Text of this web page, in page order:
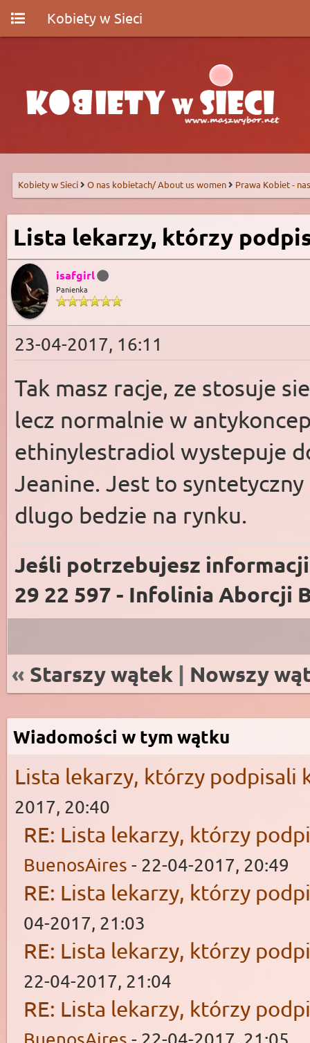
Kobiety w Sieci
Kobiety w Sieci O nas kobietach/ About us women Prawa Kobiet -
Lista lekarzy, którzy
isafgirl
Panienka
23-04-2017, 16:11
Tak masz racje, ze stosuje
lecz normalnie w
ethinylestradiol wystepuje
Jeanine. Jest to
dlugo bedzie na rynku.
Jeśli potrzebujesz
29 22 597 - Infolinia Aborcji
« Starszy wątek | Nowszy
Wiadomości w tym wątku
Lista lekarzy, którzy podpisali
2017, 20:40
RE: Lista lekarzy, którzy
BuenosAires - 22-04-2017, 20:49
RE: Lista lekarzy, którzy
04-2017, 21:03
RE: Lista lekarzy, którzy
22-04-2017, 21:04
RE: Lista lekarzy, którzy